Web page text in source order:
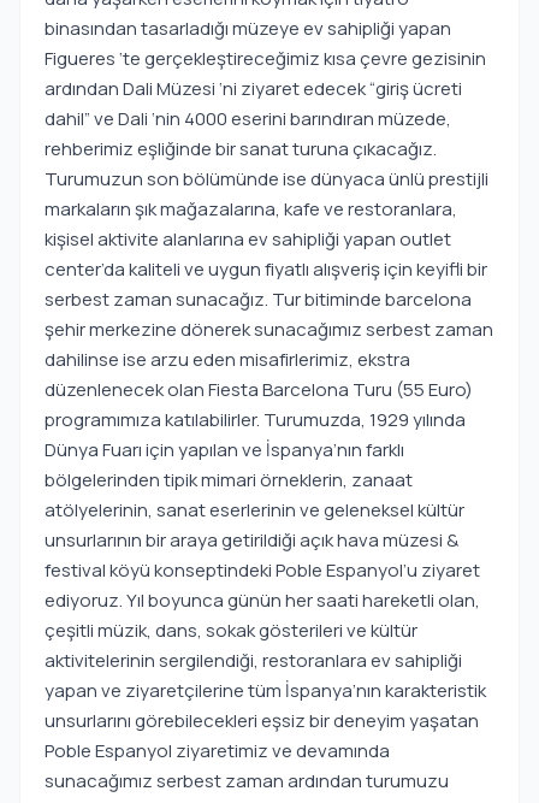
binasından tasarladığı müzeye ev sahipliği yapan
Figueres ‘te gerçekleştireceğimiz kısa çevre gezisinin
ardından Dali Müzesi ‘ni ziyaret edecek “giriş ücreti
dahil” ve Dali ‘nin 4000 eserini barındıran müzede,
rehberimiz eşliğinde bir sanat turuna çıkacağız.
Turumuzun son bölümünde ise dünyaca ünlü prestijli
markaların şık mağazalarına, kafe ve restoranlara,
kişisel aktivite alanlarına ev sahipliği yapan outlet
center’da kaliteli ve uygun fiyatlı alışveriş için keyifli bir
serbest zaman sunacağız. Tur bitiminde barcelona
şehir merkezine dönerek sunacağımız serbest zaman
dahilinse ise arzu eden misafirlerimiz, ekstra
düzenlenecek olan Fiesta Barcelona Turu (55 Euro)
programımıza katılabilirler. Turumuzda, 1929 yılında
Dünya Fuarı için yapılan ve İspanya’nın farklı
bölgelerinden tipik mimari örneklerin, zanaat
atölyelerinin, sanat eserlerinin ve geleneksel kültür
unsurlarının bir araya getirildiği açık hava müzesi &
festival köyü konseptindeki Poble Espanyol’u ziyaret
ediyoruz. Yıl boyunca günün her saati hareketli olan,
çeşitli müzik, dans, sokak gösterileri ve kültür
aktivitelerinin sergilendiği, restoranlara ev sahipliği
yapan ve ziyaretçilerine tüm İspanya’nın karakteristik
unsurlarını görebilecekleri eşsiz bir deneyim yaşatan
Poble Espanyol ziyaretimiz ve devamında
sunacağımız serbest zaman ardından turumuzu